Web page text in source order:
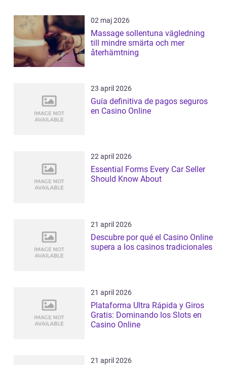
02 maj 2026
Massage sollentuna vägledning
till mindre smärta och mer
återhämtning
23 april 2026
Guía definitiva de pagos seguros
en Casino Online
22 april 2026
Essential Forms Every Car Seller
Should Know About
21 april 2026
Descubre por qué el Casino Online
supera a los casinos tradicionales
21 april 2026
Plataforma Ultra Rápida y Giros
Gratis: Dominando los Slots en
Casino Online
21 april 2026